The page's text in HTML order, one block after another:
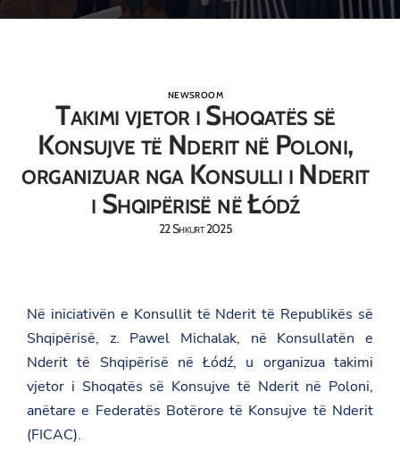
NEWSROOM
Takimi vjetor i Shoqatës së
Konsujve të Nderit në Poloni,
organizuar nga Konsulli i Nderit
i Shqipërisë në Łódź
22 Shkurt 2025
Në iniciativën e Konsullit të Nderittë Republikës së
Shqipërisë, z. Pawel Michalak, në Konsullatëne
Nderittë Shqipërisë nëŁódź, u organizuatakimi
vjetor i Shoqatës së Konsujve të Nderit në Poloni,
anëtaree Federatës Botëroretë Konsujve të Nderit
(FICAC).